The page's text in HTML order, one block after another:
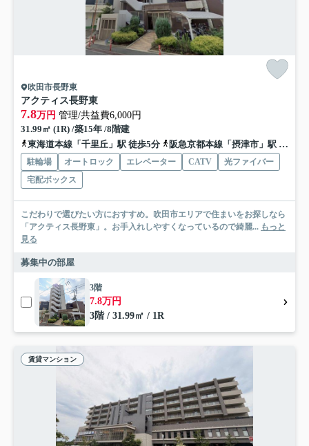
吹田市長野東
アクティス長野東
7.8万円 管理/共益費6,000円
31.99㎡ (1R) /築15年 /8階建
東海道本線「千里丘」駅 徒歩5分
阪急京都本線「摂津市」駅 徒歩15分
駐輪場 オートロック エレベーター CATV
光ファイバー
宅配ボックス
こだわりで選びたい方におすすめ。吹田市エリアで住まいをお探しなら
「アクティス長野東」。お手入れしやすくなっているので綺麗... もっと
見る
募集中の部屋
3階
7.8万円
3階 / 31.99㎡ / 1R
賃貸マンション